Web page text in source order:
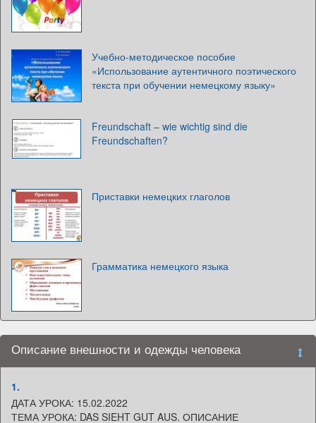
Учебно-методическое пособие
«Использование аутентичного поэтического
текста при обучении немецкому языку»
Freundschaft – wie wichtig sind die
Freundschaften?
Приставки немецких глаголов
Грамматика немецкого языка
Описание внешности и одежды человека
1.
ДАТА УРОКА: 15.02.2022
ТЕМА УРОКА: DAS SIEHT GUT AUS. ОПИСАНИЕ